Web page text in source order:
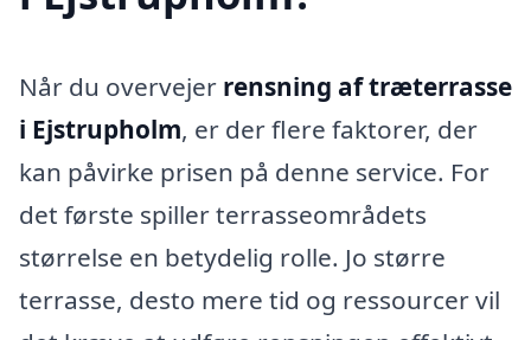
Når du overvejer rensning af træterrasse
i Ejstrupholm, er der flere faktorer, der
kan påvirke prisen på denne service. For
det første spiller terrasseområdets
størrelse en betydelig rolle. Jo større
terrasse, desto mere tid og ressourcer vil